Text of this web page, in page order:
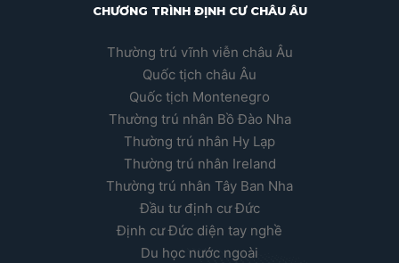
CHƯƠNG TRÌNH ĐỊNH CƯ CHÂU ÂU
Thường trú vĩnh viễn châu Âu
Quốc tịch châu Âu
Quốc tịch Montenegro
Thường trú nhân Bồ Đào Nha
Thường trú nhân Hy Lạp
Thường trú nhân Ireland
Thường trú nhân Tây Ban Nha
Đầu tư định cư Đức
Định cư Đức diện tay nghề
Du học nước ngoài